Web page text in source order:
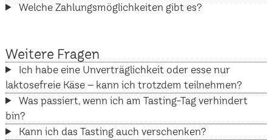
Welche Zahlungsmöglichkeiten gibt es?
Weitere Fragen
Ich habe eine Unverträglichkeit oder esse nur
laktosefreie Käse – kann ich trotzdem teilnehmen?
Was passiert, wenn ich am Tasting-Tag verhindert
bin?
Kann ich das Tasting auch verschenken?